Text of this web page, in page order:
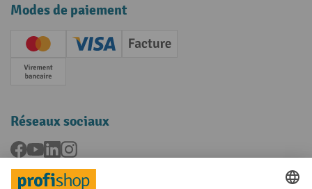
Modes de paiement
Creditcard (Master)Creditcard (Visa)
Facture
Paiement anticipé
Réseaux sociaux
Facebook
YouTubeLinkedInInstagram